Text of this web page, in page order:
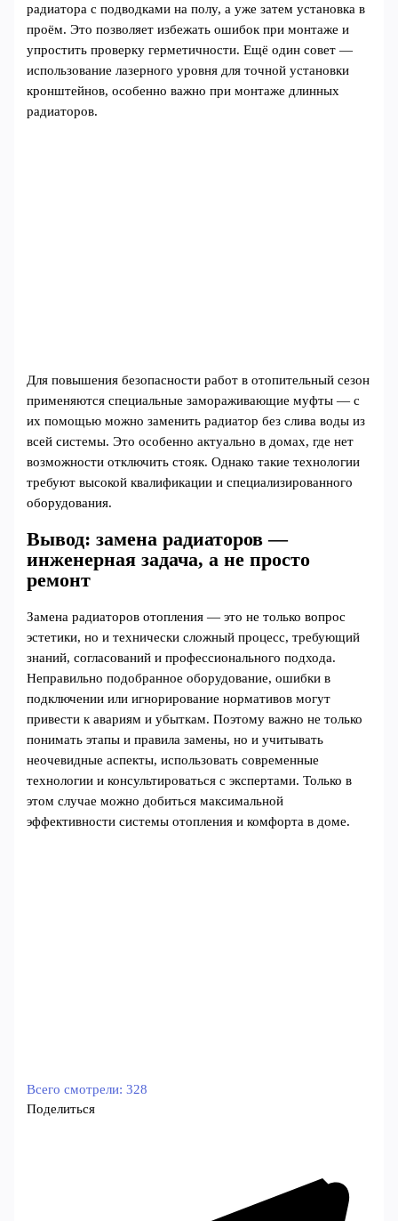
радиатора с подводками на полу, а уже затем установка в
проём. Это позволяет избежать ошибок при монтаже и
упростить проверку герметичности. Ещё один совет —
использование лазерного уровня для точной установки
кронштейнов, особенно важно при монтаже длинных
радиаторов.
Для повышения безопасности работ в отопительный сезон
применяются специальные замораживающие муфты — с
их помощью можно заменить радиатор без слива воды из
всей системы. Это особенно актуально в домах, где нет
возможности отключить стояк. Однако такие технологии
требуют высокой квалификации и специализированного
оборудования.
Вывод: замена радиаторов —
инженерная задача, а не просто
ремонт
Замена радиаторов отопления — это не только вопрос
эстетики, но и технически сложный процесс, требующий
знаний, согласований и профессионального подхода.
Неправильно подобранное оборудование, ошибки в
подключении или игнорирование нормативов могут
привести к авариям и убыткам. Поэтому важно не только
понимать этапы и правила замены, но и учитывать
неочевидные аспекты, использовать современные
технологии и консультироваться с экспертами. Только в
этом случае можно добиться максимальной
эффективности системы отопления и комфорта в доме.
Всего смотрели: 328
Поделиться